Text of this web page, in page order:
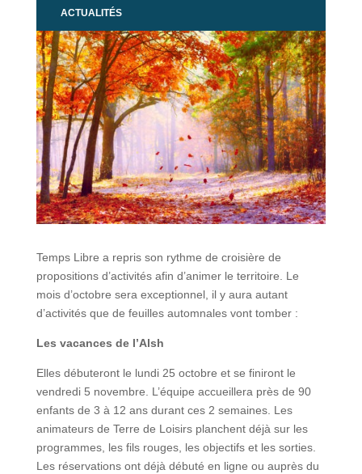
ACTUALITÉS
Temps Libre a repris son rythme de croisière de
propositions d’activités afin d’animer le territoire. Le
mois d’octobre sera exceptionnel, il y aura autant
d’activités que de feuilles automnales vont tomber :
Les vacances de l’Alsh
Elles débuteront le lundi 25 octobre et se finiront le
vendredi 5 novembre. L’équipe accueillera près de 90
enfants de 3 à 12 ans durant ces 2 semaines. Les
animateurs de Terre de Loisirs planchent déjà sur les
programmes, les fils rouges, les objectifs et les sorties.
Les réservations ont déjà débuté en ligne ou auprès du